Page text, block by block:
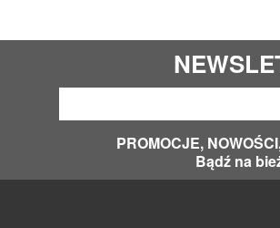
PROMOCJE,
Bądź na